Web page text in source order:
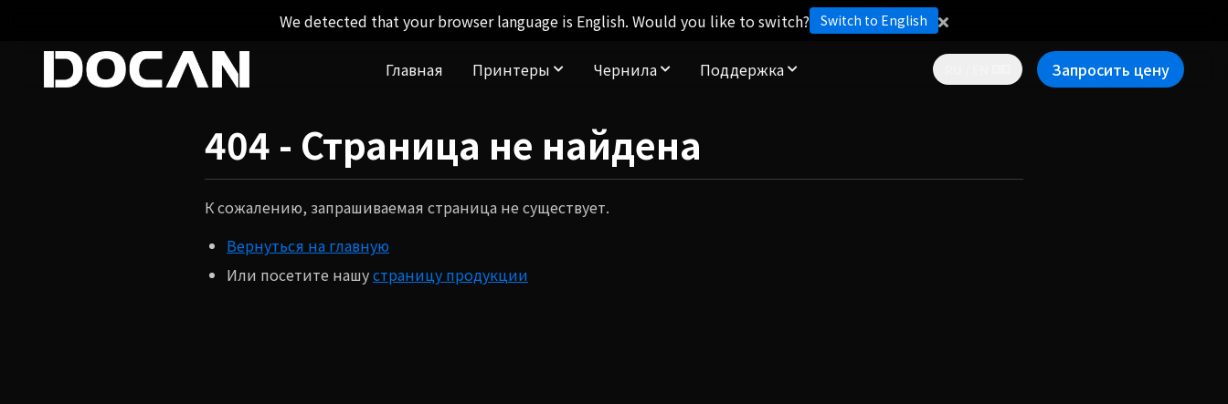
Главная Принтеры Чернила Поддержка Запросить цену
We detected that your browser language is English. Would you like to switch? Switch to English
404 - Страница не найдена
К сожалению, запрашиваемая страница не существует.
Вернуться на главную
Или посетите нашустраницу продукции